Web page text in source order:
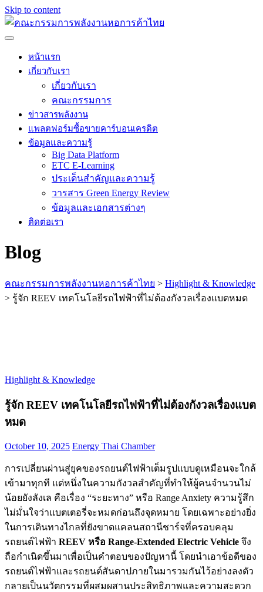
Skip to content
หน้าแรก
เกี่ยวกับเรา
เกี่ยวกับเรา
คณะกรรมการ
ข่าวสารพลังงาน
แพลตฟอร์มซื้อขายคาร์บอนเครดิต
ข้อมูลและความรู้
Big Data Platform
ETC E-Learning
ประเด็นสำคัญและความรู้
วารสาร Green Energy Review
ข้อมูลและเอกสารต่างๆ
ติดต่อเรา
Blog
คณะกรรมการพลังงานหอการค้าไทย > Highlight & Knowledge
> รู้จัก REEV เทคโนโลยีรถไฟฟ้าที่ไม่ต้องกังวลเรื่องแบตหมด
Highlight & Knowledge
รู้จัก REEV เทคโนโลยีรถไฟฟ้าที่ไม่ต้องกังวลเรื่องแบต
หมด
October 10, 2025 Energy Thai Chamber
การเปลี่ยนผ่านสู่ยุคของรถยนต์ไฟฟ้าเต็มรูปแบบดูเหมือนจะใกล้
เข้ามาทุกที แต่หนึ่งในความกังวลสำคัญที่ทำให้ผู้คนจำนวนไม่
น้อยยังลังเล คือเรื่อง “ระยะทาง” หรือ Range Anxiety ความรู้สึก
ไม่มั่นใจว่าแบตเตอรี่จะหมดก่อนถึงจุดหมาย โดยเฉพาะอย่างยิ่ง
ในการเดินทางไกลที่ยังขาดแคลนสถานีชาร์จที่ครอบคลุม
รถยนต์ไฟฟ้า REEV หรือ Range-Extended Electric Vehicle จึง
ถือกำเนิดขึ้นมาเพื่อเป็นคำตอบของปัญหานี้ โดยนำเอาข้อดีของ
รถยนต์ไฟฟ้าและรถยนต์สันดาปภายในมารวมกันไว้อย่างลงตัว
กลายเป็นนวัตกรรมที่ผสมผสานประสิทธิภาพและความสะดวก